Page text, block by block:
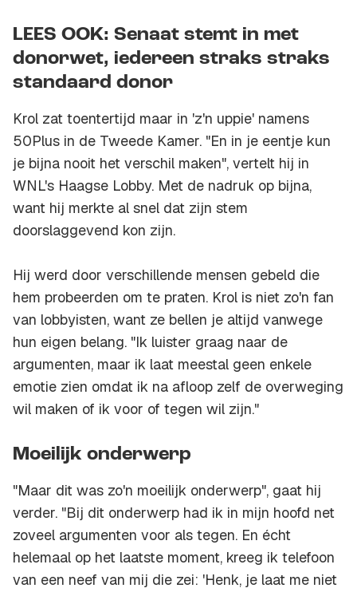
LEES OOK: Senaat stemt in met
donorwet, iedereen straks straks
standaard donor
Krol zat toentertijd maar in 'z'n uppie' namens
50Plus in de Tweede Kamer. "En in je eentje kun
je bijna nooit het verschil maken", vertelt hij in
WNL's Haagse Lobby. Met de nadruk op bijna,
want hij merkte al snel dat zijn stem
doorslaggevend kon zijn.
Hij werd door verschillende mensen gebeld die
hem probeerden om te praten. Krol is niet zo'n fan
van lobbyisten, want ze bellen je altijd vanwege
hun eigen belang. "Ik luister graag naar de
argumenten, maar ik laat meestal geen enkele
emotie zien omdat ik na afloop zelf de overweging
wil maken of ik voor of tegen wil zijn."
Moeilijk onderwerp
"Maar dit was zo'n moeilijk onderwerp", gaat hij
verder. "Bij dit onderwerp had ik in mijn hoofd net
zoveel argumenten voor als tegen. En écht
helemaal op het laatste moment, kreeg ik telefoon
van een neef van mij die zei: 'Henk, je laat me niet